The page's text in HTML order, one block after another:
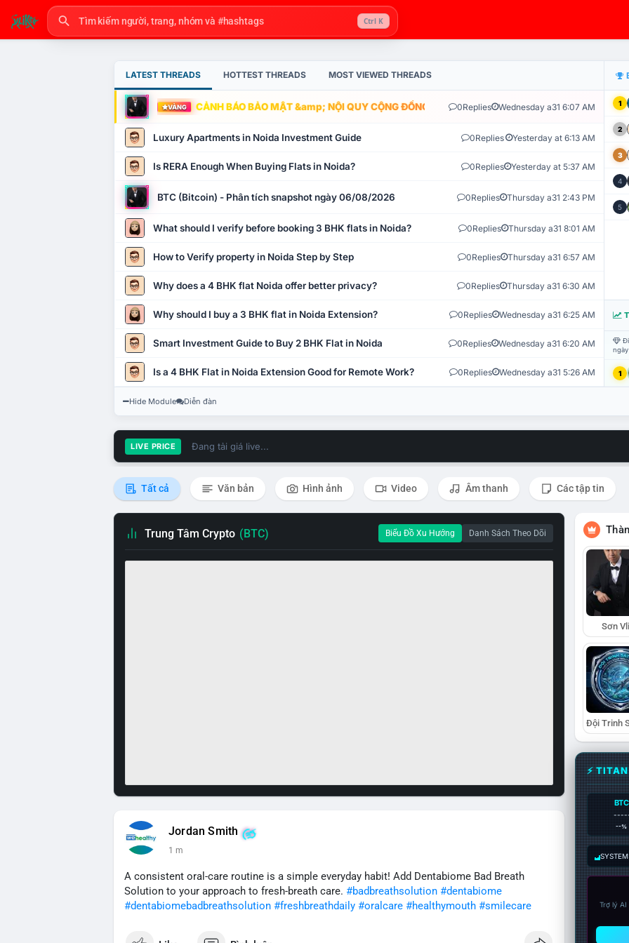
Ctrl K
LATEST THREADS HOTTEST THREADS MOST VIEWED THREADS
VÀNG CẢNH BÁO BẢO MẬT &amp; NỘI QUY CỘNG ĐỒNG VLIKE.VN: HỆ THỐNG GIÁM SÁT TỰ
0Replies Wednesday a31 6:07 AM
Luxury Apartments in Noida Investment Guide 0Replies Yesterday at 6:13 AM
Is RERA Enough When Buying Flats in Noida? 0Replies Yesterday at 5:37 AM
BTC (Bitcoin) - Phân tích snapshot ngày 06/08/2026 0Replies Thursday a31 2:43 PM
What should I verify before booking 3 BHK flats in Noida? 0Replies Thursday a31 8:01 AM
How to Verify property in Noida Step by Step 0Replies Thursday a31 6:57 AM
Why does a 4 BHK flat Noida offer better privacy? 0Replies Thursday a31 6:30 AM
Why should I buy a 3 BHK flat in Noida Extension? 0Replies Wednesday a31 6:25 AM
Smart Investment Guide to Buy 2 BHK Flat in Noida 0Replies Wednesday a31 6:20 AM
Is a 4 BHK Flat in Noida Extension Good for Remote Work? 0Replies Wednesday a31 5:26 AM
1
2
3
4
5
1
Hide Module Diễn đàn
LIVE PRICE Đang tải giá live...
Tất cả Văn bản Hình ảnh Video Âm thanh Các tập tin
Trung Tâm Crypto (BTC) Biểu Đồ Xu Hướng Danh Sách Theo Dõi
Jordan Smith
1 m
A consistent oral-care routine is a simple everyday habit! Add Dentabiome Bad Breath
Solution to your approach to fresh-breath care. #badbreathsolution #dentabiome
#dentabiomebadbreathsolution #freshbreathdaily #oralcare #healthymouth #smilecare
Sơn
⚡
BTC
--%
Trợ lý